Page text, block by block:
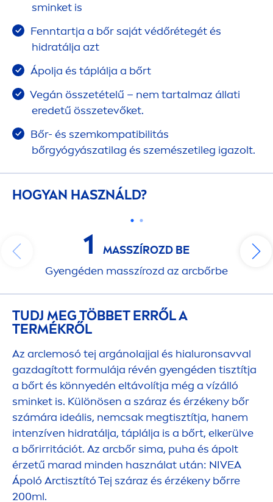
sminket is
Fenntartja a bőr saját védőrétegét és
hidratálja azt
Ápolja és táplálja a bőrt
Vegán összetételű – nem tartalmaz állati
eredetű összetevőket.
Bőr- és szemkompatibilitás
bőrgyógyászatilag és szemészetileg igazolt.
HOGYAN HASZNÁLD?
1
MASSZÍROZD BE
Gyengéden masszírozd az arcbőrbe
TUDJ MEG TÖBBET ERRŐL A
TERMÉKRŐL
Az arclemosó tej argánolajjal és hialuronsavval
gazdagított formulája révén gyengéden tisztítja
a bőrt és könnyedén eltávolítja még a vízálló
sminket is. Különösen a száraz és érzékeny bőr
számára ideális, nemcsak megtisztítja, hanem
intenzíven hidratálja, táplálja is a bőrt, elkerülve
a bőrirritációt. Az arcbőr sima, puha és ápolt
érzetű marad minden használat után: NIVEA
Ápoló Arctisztító Tej száraz és érzékeny bőrre
200ml.